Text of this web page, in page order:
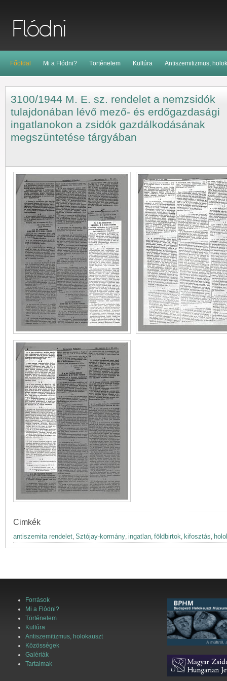
Főoldal Mi a Flódni? Történelem Kultúra Antiszemitizmus,
3100/1944 M. E. sz. rendelet a nemzsidók
tulajdonában lévő mező- és erdőgazdasági
ingatlanokon a zsidók gazdálkodásának
megszüntetése tárgyában
Cimkék
antiszemita rendelet, Sztójay-kormány, ingatlan, földbirtok, kifosztás,
Források
Mi a Flódni?
Történelem
Kultúra
Antiszemitizmus, holokauszt
Közösségek
Galériák
Tartalmak